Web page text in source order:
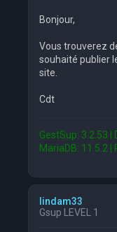
Bonjour,
Vous trouverez
souhaité publier
site.
Cdt
GestSup: 3.2.53 |
MariaDB: 11.5.2 |
lindam33
Gsup LEVEL 1